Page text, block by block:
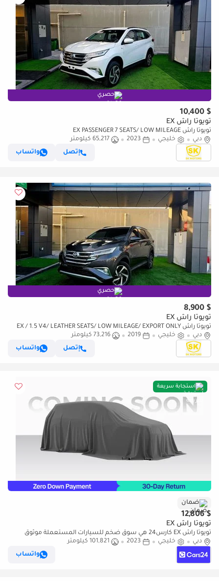
حصري
$ 10,400
تويوتا راش EX
تويوتا راش EX PASSENGER 7 SEATS/ LOW MILEAGE
دبي
خليجي 2023
65,217 كيلومتر
إتصل
واتساب
حصري
$ 8,900
تويوتا راش EX
تويوتا راش EX / 1.5 V4/ LEATHER SEATS/ LOW MILEAGE/ EXPORT ONLY
دبي
خليجي 2019
73,216 كيلومتر
إتصل
واتساب
استجابة سريعة
ضمان
$ 12,806
تويوتا راش EX
تويوتا راش EX كارس24 هي سوق ضخم للسيارات المستعملة موثوق
ومضمون ٪كارس24 هي سوق ضخم للسيارات المستعملة موثوق
دبي خليجي 2023
101,821 كيلومتر
واتساب